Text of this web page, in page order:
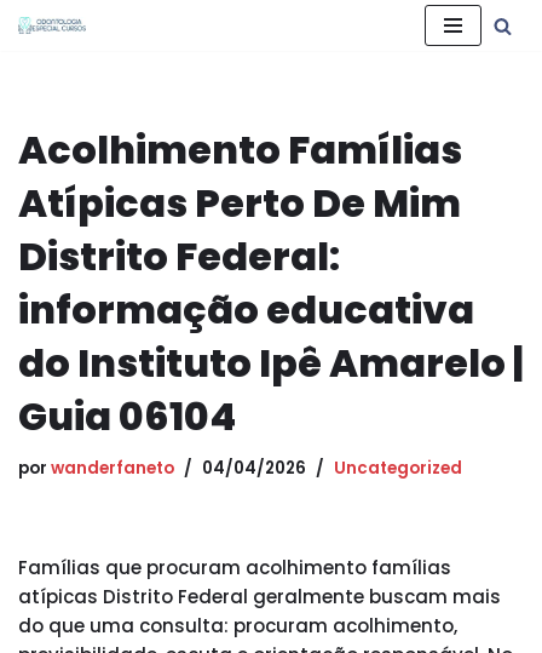
conteúdo
Acolhimento Famílias
Atípicas Perto De Mim
Distrito Federal:
informação educativa
do Instituto Ipê Amarelo |
Guia 06104
por wanderfaneto 04/04/2026 Uncategorized
Famílias que procuram acolhimento famílias
atípicas Distrito Federal geralmente buscam mais
do que uma consulta: procuram acolhimento,